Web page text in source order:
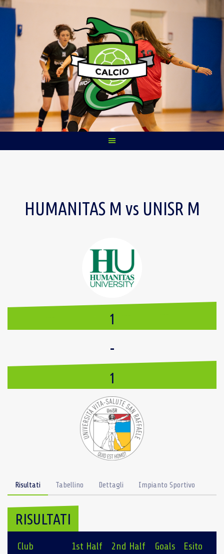
Skip
content
HUMANITAS M vs UNISR M
1
-
1
Risultati Tabellino Dettagli Impianto Sportivo
RISULTATI
Club 1st Half 2nd Half Goals Esito